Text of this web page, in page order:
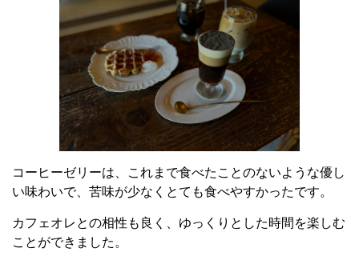
コーヒーゼリーは、これまで食べたことのないような優し
い味わいで、苦味が少なくとても食べやすかったです。
カフェオレとの相性も良く、ゆっくりとした時間を楽しむ
ことができました。